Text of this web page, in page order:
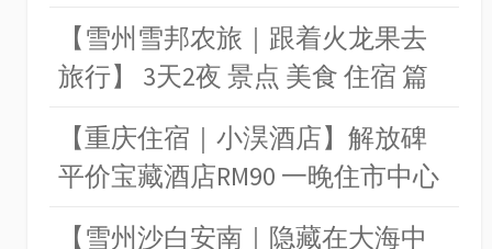
【雪州雪邦农旅｜跟着火龙果去
旅行】 3天2夜 景点 美食 住宿 篇
【重庆住宿｜小淏酒店】解放碑
平价宝藏酒店RM90 一晚住市中心
【雪州沙白安南｜隐藏在大海中